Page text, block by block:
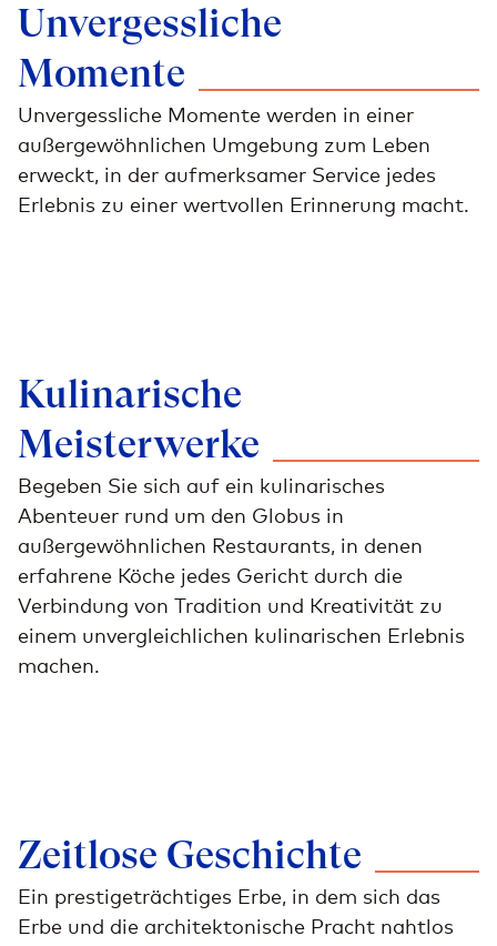
Unvergessliche
Momente
Unvergessliche Momente werden in einer
außergewöhnlichen Umgebung zum Leben
erweckt, in der aufmerksamer Service jedes
Erlebnis zu einer wertvollen Erinnerung macht.
Kulinarische
Meisterwerke
Begeben Sie sich auf ein kulinarisches
Abenteuer rund um den Globus in
außergewöhnlichen Restaurants, in denen
erfahrene Köche jedes Gericht durch die
Verbindung von Tradition und Kreativität zu
einem unvergleichlichen kulinarischen Erlebnis
machen.
Zeitlose Geschichte
Ein prestigeträchtiges Erbe, in dem sich das
Erbe und die architektonische Pracht nahtlos